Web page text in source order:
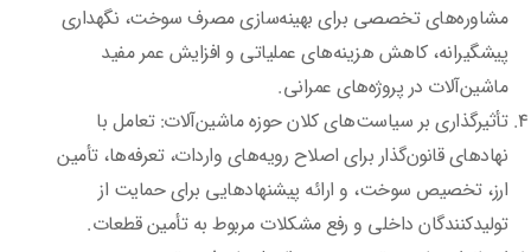
مشاوره‌های تخصصی برای بهینه‌سازی مصرف سوخت، نگهداری
پیشگیرانه، کاهش هزینه‌های عملیاتی و افزایش عمر مفید
ماشین‌آلات در پروژه‌های عمرانی.
تأثیرگذاری بر سیاست‌های کلان حوزه ماشین‌آلات: تعامل با
نهادهای قانون‌گذار برای اصلاح رویه‌های واردات، تعرفه‌ها، تأمین
ارز، تخصیص سوخت، و ارائه پیشنهادهایی برای حمایت از
تولیدکنندگان داخلی و رفع مشکلات مربوط به تأمین قطعات.